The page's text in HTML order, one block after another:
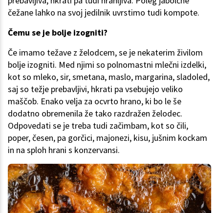
čežane lahko na svoj jedilnik uvrstimo tudi kompote.
Čemu se je bolje izogniti?
Če imamo težave z želodcem, se je nekaterim živilom
bolje izogniti. Med njimi so polnomastni mlečni izdelki,
kot so mleko, sir, smetana, maslo, margarina, sladoled,
saj so težje prebavljivi, hkrati pa vsebujejo veliko
maščob. Enako velja za ocvrto hrano, ki bo le še
dodatno obremenila že tako razdražen želodec.
Odpovedati se je treba tudi začimbam, kot so čili,
poper, česen, pa gorčici, majonezi, kisu, jušnim kockam
in na sploh hrani s konzervansi.